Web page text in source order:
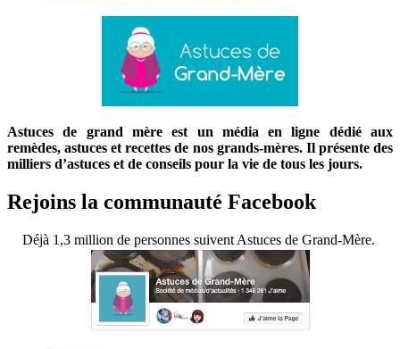
Astuces de grand mère est un média en ligne dédié aux
remèdes, astuces et recettes de nos grands-mères. Il présente des
milliers d’astuces et de conseils pour la vie de tous les jours.
Rejoins la communauté Facebook
Déjà 1,3 million de personnes suivent Astuces de Grand-Mère.